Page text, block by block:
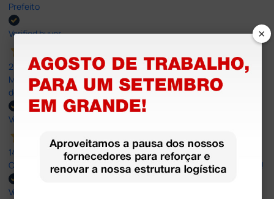
Prefeito
Verified buyer
20 Jul 2026
Minha experiência foi super positiva. Bom atendimento e recebi
dentro do prazo. Obrigada.
Verified buyer
14 Jul 2026
Correct and timely delivery. Large offer of products. Good service!
Verified buyer
×